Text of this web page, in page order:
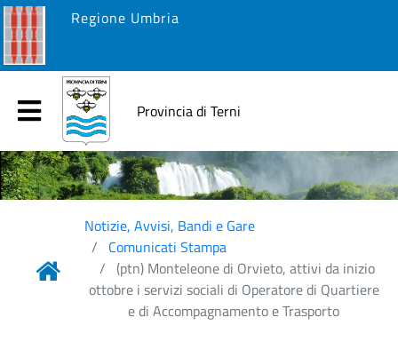
Regione Umbria
Provincia di Terni
Notizie, Avvisi, Bandi e Gare
Comunicati Stampa
(ptn) Monteleone di Orvieto, attivi da inizio
ottobre i servizi sociali di Operatore di Quartiere
e di Accompagnamento e Trasporto